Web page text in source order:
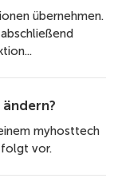
übernehmen.
myhosttech
folgt vor.